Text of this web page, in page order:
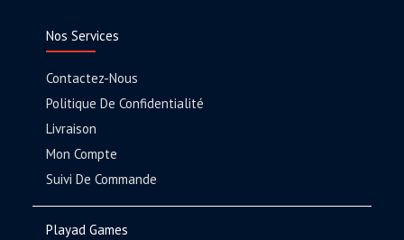
Nos Services
Contactez-Nous
Politique De Confidentialité
Livraison
Mon Compte
Suivi De Commande
Playad Games